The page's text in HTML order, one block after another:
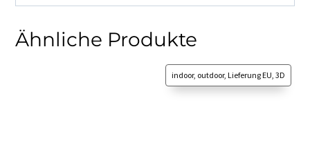
Ähnliche Produkte
indoor, outdoor, Lieferung EU, 3D